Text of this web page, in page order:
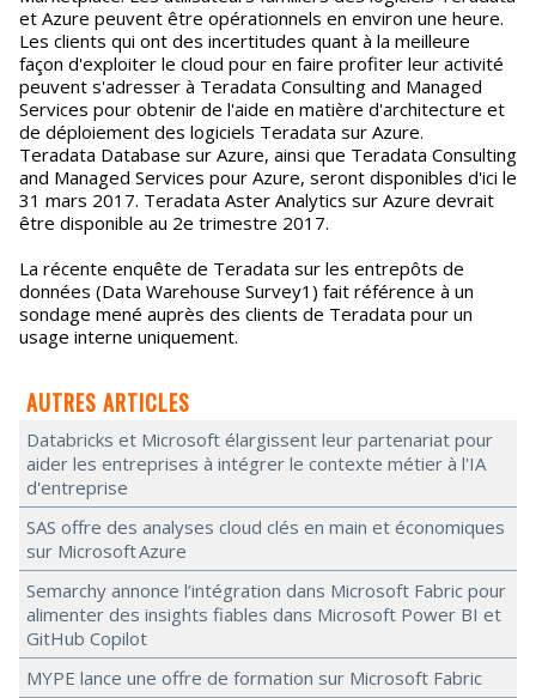
et Azure peuvent être opérationnels en environ une heure.
Les clients qui ont des incertitudes quant à la meilleure
façon d'exploiter le cloud pour en faire profiter leur activité
peuvent s'adresser à Teradata Consulting and Managed
Services pour obtenir de l'aide en matière d'architecture et
de déploiement des logiciels Teradata sur Azure.
Teradata Database sur Azure, ainsi que Teradata Consulting
and Managed Services pour Azure, seront disponibles d'ici le
31 mars 2017. Teradata Aster Analytics sur Azure devrait
être disponible au 2e trimestre 2017.
La récente enquête de Teradata sur les entrepôts de
données (Data Warehouse Survey1) fait référence à un
sondage mené auprès des clients de Teradata pour un
usage interne uniquement.
AUTRES ARTICLES
Databricks et Microsoft élargissent leur partenariat pour
aider les entreprises à intégrer le contexte métier à l'IA
d'entreprise
SAS offre des analyses cloud clés en main et économiques
sur Microsoft Azure
Semarchy annonce l’intégration dans Microsoft Fabric pour
alimenter des insights fiables dans Microsoft Power BI et
GitHub Copilot
MYPE lance une offre de formation sur Microsoft Fabric